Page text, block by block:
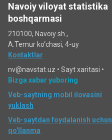
Navoiy viloyat statistika
boshqarmasi
210100, Navoiy sh.,
A.Temur ko‘chаsi, 4-uy
Kontaktlar
nv@navstat.uz • Sayt xaritasi •
Bizga xabar yuboring
Veb-saytning mobil ilovasini
yuklash
Veb-saytdan foydalanish uchun
qo'llanma